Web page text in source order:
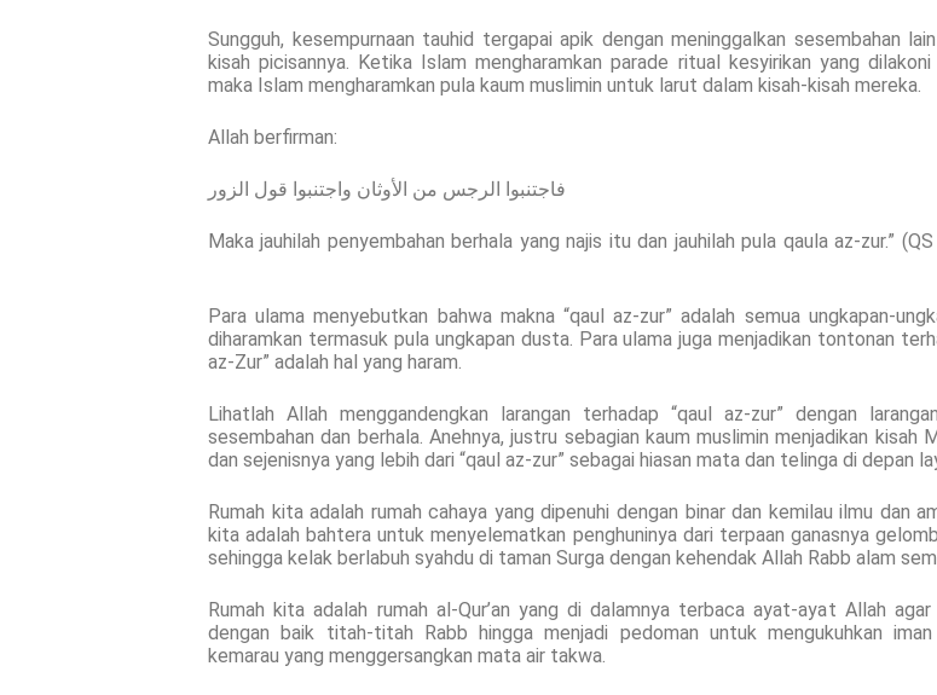
Sungguh, kesempurnaan tauhid tergapai apik dengan meninggalkan sesembahan
kisah picisannya. Ketika Islam mengharamkan parade ritual kesyirikan yang dilakoni
maka Islam mengharamkan pula kaum muslimin untuk larut dalam kisah-kisah mereka.
Allah berfirman:
فاجتنبوا الرجس من الأوثان واجتنبوا قول الزور
“. . .Maka jauhilah penyembahan berhala yang najis itu dan jauhilah pula qaula az-zur.”
Para ulama menyebutkan bahwa makna “qaul az-zur” adalah semua ungkapan-
diharamkan termasuk pula ungkapan dusta. Para ulama juga menjadikan tontonan
az-Zur” adalah hal yang haram.
Lihatlah Allah menggandengkan larangan terhadap “qaul az-zur” dengan
sesembahan dan berhala. Anehnya, justru sebagian kaum muslimin menjadikan kisah
dan sejenisnya yang lebih dari “qaul az-zur” sebagai hiasan mata dan telinga di depan
Rumah kita adalah rumah cahaya yang dipenuhi dengan binar dan kemilau ilmu dan
kita adalah bahtera untuk menyelematkan penghuninya dari terpaan ganasnya
sehingga kelak berlabuh syahdu di taman Surga dengan kehendak Allah Rabb alam
Rumah kita adalah rumah al-Qur’an yang di dalamnya terbaca ayat-ayat Allah agar
dengan baik titah-titah Rabb hingga menjadi pedoman untuk mengukuhkan
kemarau yang menggersangkan mata air takwa.